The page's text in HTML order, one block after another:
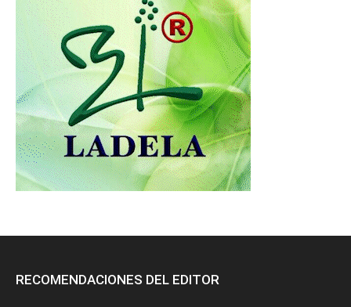
RECOMENDACIONES DEL EDITOR